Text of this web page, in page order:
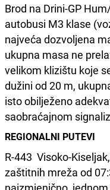
Brod na Drini-GP
autobusi M3 klase
najveća dozvoljena
ukupna masa ne
velikom klizištu koje
dužini od 20 m,
isto obilježeno
saobraćajnom
REGIONALNI PUTEVI
R-443 Visoko-
zaštitnih mreža od